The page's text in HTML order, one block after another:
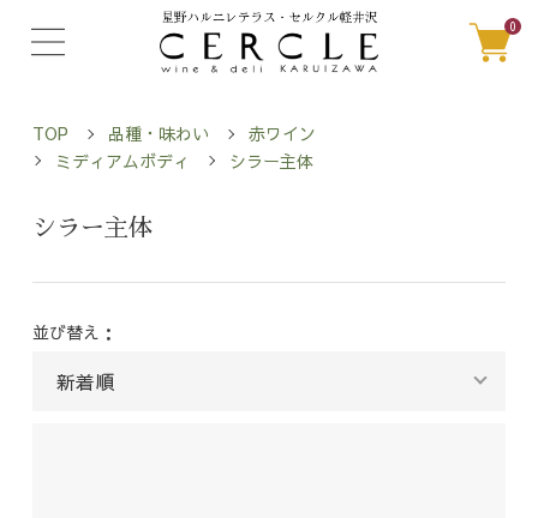
0
TOP 品種・味わい
赤ワイン
ミディアムボディ
シラー主体
シラー主体
並び替え：